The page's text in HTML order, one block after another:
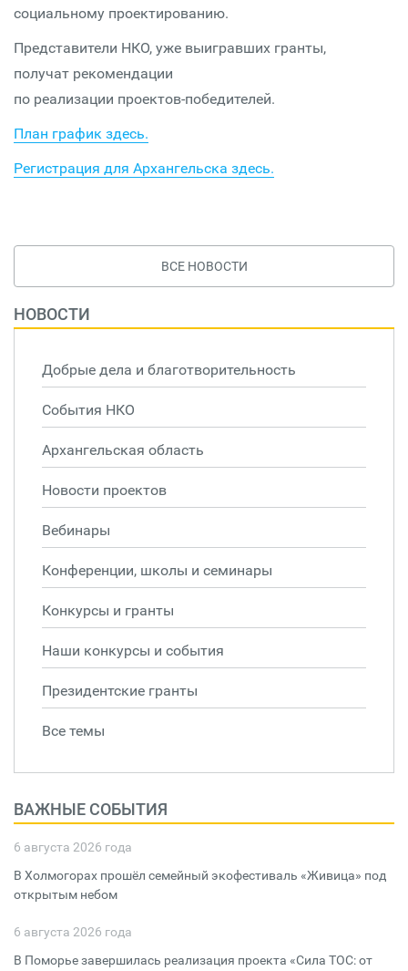
социальному проектированию.
Представители НКО, уже выигравших гранты,
получат рекомендации
по реализации проектов-победителей.
План график здесь.
Регистрация для Архангельска здесь.
ВСЕ НОВОСТИ
НОВОСТИ
Добрые дела и благотворительность
События НКО
Архангельская область
Новости проектов
Вебинары
Конференции, школы и семинары
Конкурсы и гранты
Наши конкурсы и события
Президентские гранты
Все темы
ВАЖНЫЕ СОБЫТИЯ
6 августа 2026 года
В Холмогорах прошёл семейный экофестиваль «Живица» под
открытым небом
6 августа 2026 года
В Поморье завершилась реализация проекта «Сила ТОС: от